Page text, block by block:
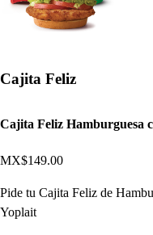
Cajita Feliz
Cajita Feliz Hamburguesa
MX$149.00
Pide tu Cajita Feliz de
Yoplait